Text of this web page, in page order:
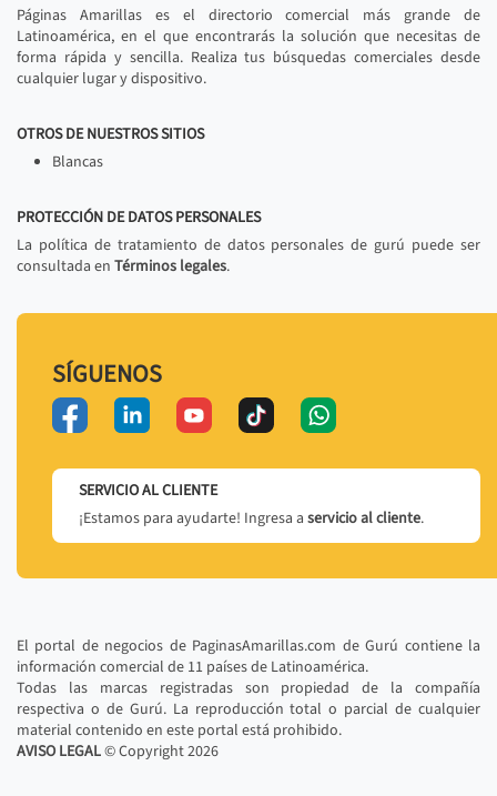
Páginas Amarillas es el directorio comercial más grande de
Latinoamérica, en el que encontrarás la solución que necesitas de
forma rápida y sencilla. Realiza tus búsquedas comerciales desde
cualquier lugar y dispositivo.
OTROS DE NUESTROS SITIOS
Blancas
PROTECCIÓN DE DATOS PERSONALES
La política de tratamiento de datos personales de gurú puede ser
consultada en Términos legales.
SÍGUENOS
SERVICIO AL CLIENTE
¡Estamos para ayudarte! Ingresa a servicio al cliente.
El portal de negocios de PaginasAmarillas.com de Gurú contiene la
información comercial de 11 países de Latinoamérica.
Todas las marcas registradas son propiedad de la compañía
respectiva o de Gurú. La reproducción total o parcial de cualquier
material contenido en este portal está prohibido.
AVISO LEGAL© Copyright2026